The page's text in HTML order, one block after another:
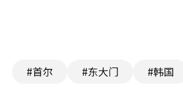
#首尔 #东大门 #韩国